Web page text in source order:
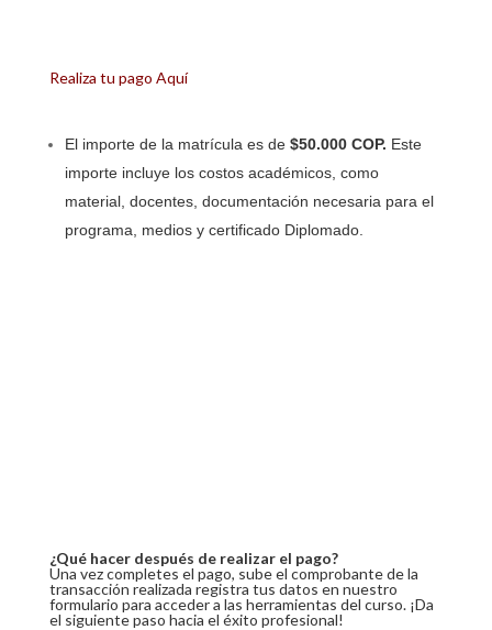
Realiza tu pago Aquí
El importe de la matrícula es de $50.000 COP. Este
importe incluye los costos académicos, como
material, docentes, documentación necesaria para el
programa, medios y certificado Diplomado.
¿Qué hacer después de realizar el pago?
Una vez completes el pago, sube el comprobante de la
transacción realizada registra tus datos en nuestro
formulario para acceder a las herramientas del curso. ¡Da
el siguiente paso hacia el éxito profesional!